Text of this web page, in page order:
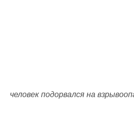
человек подорвался на